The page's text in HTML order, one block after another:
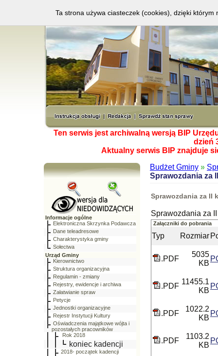
Ten serwis jest archiwalną wersją BIP
dzień
Aktualny serwis BIP znajduje
Informacje ogólne
Elektroniczna Skrzynka Podawcza
Dane teleadresowe
Charakterystyka gminy
Sołectwa
Urząd Gminy
Kierownictwo
Struktura organizacyjna
Regulamin - zmiany
Rejestry, ewidencje i archiwa
Załatwianie spraw
Petycje
Jednostki organizacyjne
Rejestr Instytucji Kultury
Oświadczenia majątkowe wójta i
pozostałych pracowników
Rok 2018
koniec kadencji
2018- początek kadencji
Budżet Gminy »
Sprawozdania za
Sprawozdania za II
Sprawozdania za II
Załączniki do pobrania
Typ Rozmiar
.PDF
5035
KB
.PDF
11455.1
KB
.PDF
1022.2
KB
.PDF
1103.2
KB
Ta strona używa ciasteczek (cookies), dzięki którym